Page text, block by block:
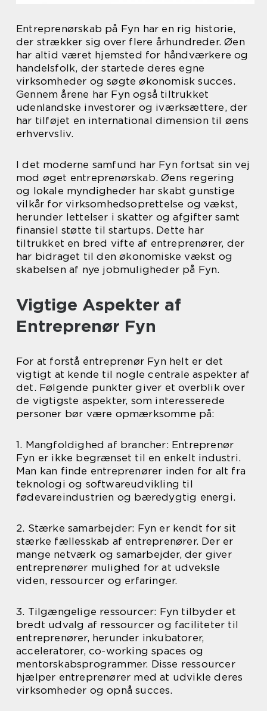
Entreprenørskab på Fyn har en rig historie,
der strækker sig over flere århundreder. Øen
har altid været hjemsted for håndværkere og
handelsfolk, der startede deres egne
virksomheder og søgte økonomisk succes.
Gennem årene har Fyn også tiltrukket
udenlandske investorer og iværksættere, der
har tilføjet en international dimension til øens
erhvervsliv.
I det moderne samfund har Fyn fortsat sin vej
mod øget entreprenørskab. Øens regering
og lokale myndigheder har skabt gunstige
vilkår for virksomhedsoprettelse og vækst,
herunder lettelser i skatter og afgifter samt
finansiel støtte til startups. Dette har
tiltrukket en bred vifte af entreprenører, der
har bidraget til den økonomiske vækst og
skabelsen af nye jobmuligheder på Fyn.
Vigtige Aspekter af
Entreprenør Fyn
For at forstå entreprenør Fyn helt er det
vigtigt at kende til nogle centrale aspekter af
det. Følgende punkter giver et overblik over
de vigtigste aspekter, som interesserede
personer bør være opmærksomme på:
1. Mangfoldighed af brancher: Entreprenør
Fyn er ikke begrænset til en enkelt industri.
Man kan finde entreprenører inden for alt fra
teknologi og softwareudvikling til
fødevareindustrien og bæredygtig energi.
2. Stærke samarbejder: Fyn er kendt for sit
stærke fællesskab af entreprenører. Der er
mange netværk og samarbejder, der giver
entreprenører mulighed for at udveksle
viden, ressourcer og erfaringer.
3. Tilgængelige ressourcer: Fyn tilbyder et
bredt udvalg af ressourcer og faciliteter til
entreprenører, herunder inkubatorer,
acceleratorer, co-working spaces og
mentorskabsprogrammer. Disse ressourcer
hjælper entreprenører med at udvikle deres
virksomheder og opnå succes.